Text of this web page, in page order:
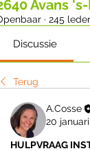
Avans
· 245
Discussie
Terug
A.Cosse
20
HULPVRAAG